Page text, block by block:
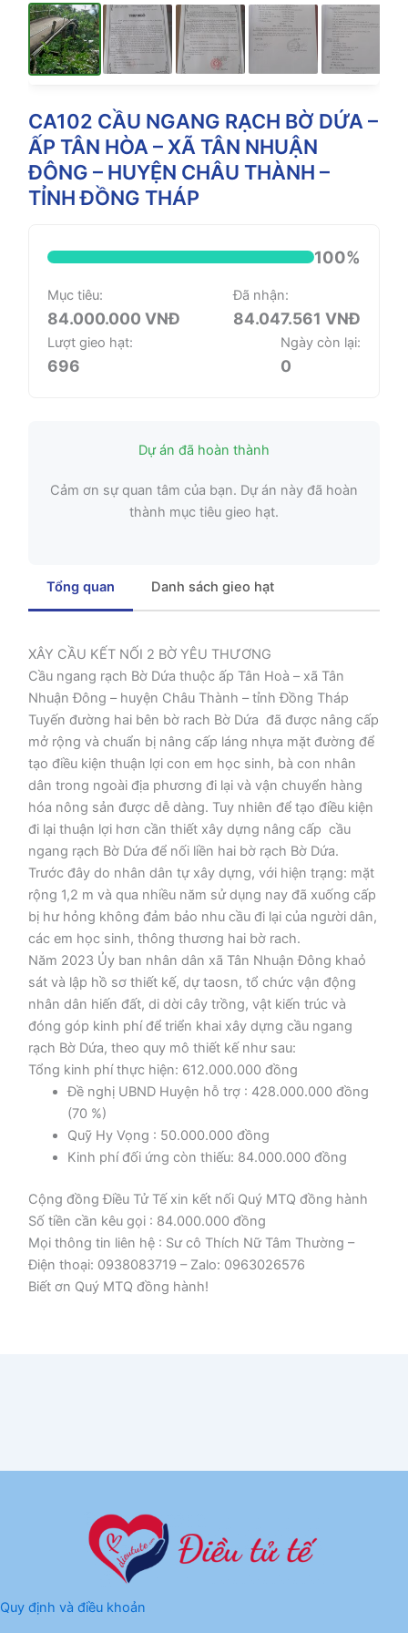
CA102 CẦU NGANG RẠCH BỜ DỨA –
ẤP TÂN HÒA – XÃ TÂN NHUẬN
ĐÔNG – HUYỆN CHÂU THÀNH –
TỈNH ĐỒNG THÁP
100%
Mục tiêu:
84.000.000 VNĐ
Đã nhận:
84.047.561 VNĐ
Lượt gieo hạt:
696
Ngày còn lại:
0
Dự án đã hoàn thành
Cảm ơn sự quan tâm của bạn. Dự án này đã hoàn
thành mục tiêu gieo hạt.
Tổng quan Danh sách gieo hạt
XÂY CẦU KẾT NỐI 2 BỜ YÊU THƯƠNG
Cầu ngang rạch Bờ Dứa thuộc ấp Tân Hoà – xã Tân
Nhuận Đông – huyện Châu Thành – tỉnh Đồng Tháp
Tuyến đường hai bên bờ rach Bờ Dứa đã được nâng cấp
mở rộng và chuẩn bị nâng cấp láng nhựa mặt đường để
tạo điều kiện thuận lợi con em học sinh, bà con nhân
dân trong ngoài địa phương đi lại và vận chuyển hàng
hóa nông sản được dễ dàng. Tuy nhiên để tạo điều kiện
đi lại thuận lợi hơn cần thiết xây dựng nâng cấp cầu
ngang rạch Bờ Dứa để nối liền hai bờ rạch Bờ Dứa.
Trước đây do nhân dân tự xây dựng, với hiện trạng: mặt
rộng 1,2 m và qua nhiều năm sử dụng nay đã xuống cấp
bị hư hỏng không đảm bảo nhu cầu đi lại của người dân,
các em học sinh, thông thương hai bờ rach.
Năm 2023 Ủy ban nhân dân xã Tân Nhuận Đông khaỏ
sát và lập hồ sơ thiết kế, dự taosn, tổ chức vận động
nhân dân hiến đất, di dời cây trồng, vật kiến trúc và
đóng góp kinh phí để triển khai xây dựng cầu ngang
rạch Bờ Dứa, theo quy mô thiết kế như sau:
Tổng kinh phí thực hiện: 612.000.000 đồng
Đề nghị UBND Huyện hỗ trợ : 428.000.000 đồng
(70 %)
Quỹ Hy Vọng : 50.000.000 đồng
Kinh phí đối ứng còn thiếu: 84.000.000 đồng
Cộng đồng Điều Tử Tế xin kết nối Quý MTQ đồng hành
Số tiền cần kêu gọi : 84.000.000 đồng
Mọi thông tin liên hệ : Sư cô Thích Nữ Tâm Thường –
Điện thoại: 0938083719 – Zalo: 0963026576
Biết ơn Quý MTQ đồng hành!
Quy định và điều khoản